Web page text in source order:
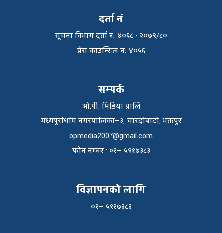
दर्ता नं
सूचना विभाग दर्ता नंः ४०६८ - २०७९/८०
प्रेस काउन्सिल नंः ४०५६
सम्पर्क
ओ.पी. मिडिया प्रालि
मध्यपुरथिमि नगरपालिका–३, चारदोबाटो, भक्तपुर
opmedia2007@gmail.com
फाेन नम्बर : ०१– ५९१७३८३
विज्ञापनको लागि
०१– ५९१७३८३